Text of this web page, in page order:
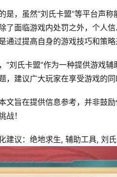
是，虽然“刘氏卡盟”等平台声
了面临游戏内处罚之外，个人
通过提高自身的游戏技巧和策略
“刘氏卡盟”作为一种提供游戏
，建议广大玩家在享受游戏的
文旨在提供信息参考，并非鼓
战！
建议：绝地求生, 辅助工具, 刘